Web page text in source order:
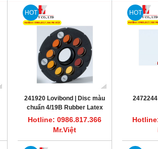
HOT
241920 Lovibond | Disc màu
chuẩn 4/19B Rubber Latex
Hotline: 0986.817.366
Mr.Việt
HOT